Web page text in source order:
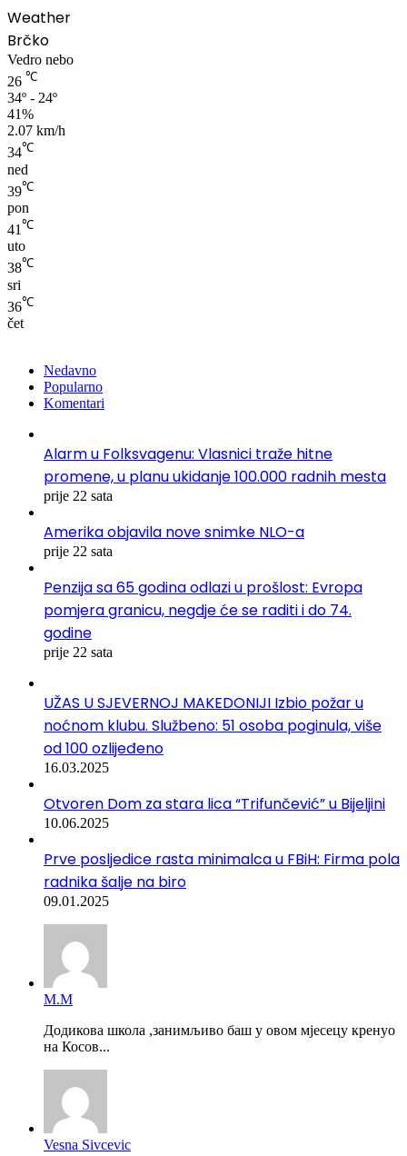
Weather
Brčko
Vedro nebo
26 ℃
34º - 24º
41%
2.07 km/h
34℃
ned
39℃
pon
41℃
uto
38℃
sri
36℃
čet
Nedavno
Popularno
Komentari
Alarm u Folksvagenu: Vlasnici traže hitne
promene, u planu ukidanje 100.000 radnih mesta
prije 22 sata
Amerika objavila nove snimke NLO-a
prije 22 sata
Penzija sa 65 godina odlazi u prošlost: Evropa
pomjera granicu, negdje će se raditi i do 74.
godine
prije 22 sata
UŽAS U SJEVERNOJ MAKEDONIJI Izbio požar u
noćnom klubu. Službeno: 51 osoba poginula, više
od 100 ozlijeđeno
16.03.2025
Otvoren Dom za stara lica “Trifunčević” u Bijeljini
10.06.2025
Prve posljedice rasta minimalca u FBiH: Firma pola
radnika šalje na biro
09.01.2025
М.М
Додикова школа ,занимљиво баш у овом мјесецу кренуо
на Косов...
Vesna Sivcevic